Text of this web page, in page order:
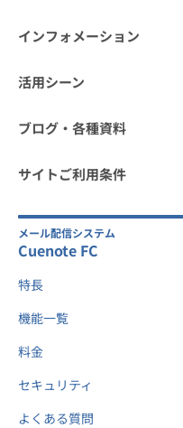
インフォメーション
活用シーン
ブログ・各種資料
サイトご利用条件
メール配信システム
Cuenote FC
特長
機能一覧
料金
セキュリティ
よくある質問